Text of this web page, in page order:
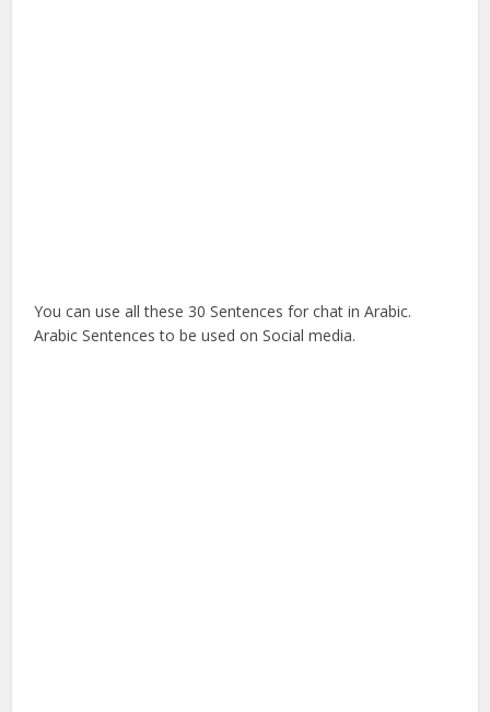
You can use all these 30 Sentences for chat in Arabic.
Arabic Sentences to be used on Social media.